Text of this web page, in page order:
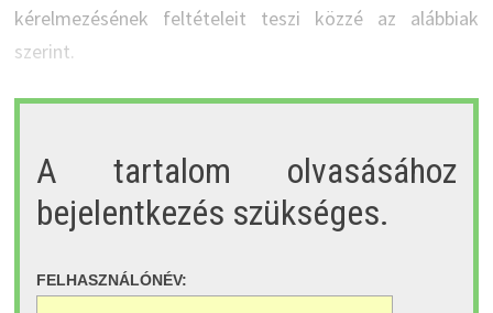
kérelmezésének feltételeit teszi közzé az alábbiak
szerint.
A tartalom olvasásához
bejelentkezés szükséges.
FELHASZNÁLÓNÉV: